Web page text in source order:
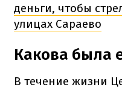
деньги, чтобы
улицах Сараево
Какова была
В течение жизни